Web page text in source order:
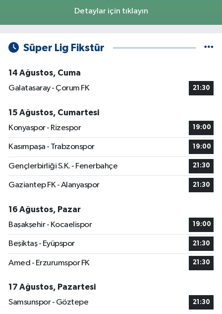
Detaylar için tıklayın
Süper Lig Fikstür
14 Ağustos, Cuma
Galatasaray - Çorum FK
21:30
15 Ağustos, Cumartesi
Konyaspor - Rizespor
19:00
Kasımpaşa - Trabzonspor 19:00
Gençlerbirliği S.K. - Fenerbahçe 21:30
Gaziantep FK - Alanyaspor 21:30
16 Ağustos, Pazar
Başakşehir - Kocaelispor
19:00
Beşiktaş - Eyüpspor 21:30
Amed - Erzurumspor FK 21:30
17 Ağustos, Pazartesi
Samsunspor - Göztepe
21:30